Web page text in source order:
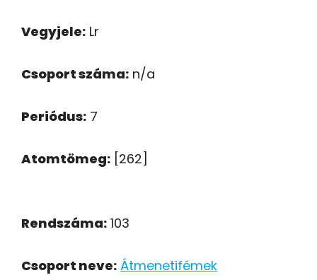
Vegyjele: Lr
Csoport száma: n/a
Periódus: 7
Atomtömeg: [262]
Rendszáma: 103
Csoport neve: Átmenetifémek